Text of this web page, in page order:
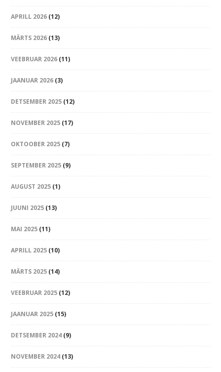
APRILL 2026 (12)
MÄRTS 2026 (13)
VEEBRUAR 2026 (11)
JAANUAR 2026 (3)
DETSEMBER 2025 (12)
NOVEMBER 2025 (17)
OKTOOBER 2025 (7)
SEPTEMBER 2025 (9)
AUGUST 2025 (1)
JUUNI 2025 (13)
MAI 2025 (11)
APRILL 2025 (10)
MÄRTS 2025 (14)
VEEBRUAR 2025 (12)
JAANUAR 2025 (15)
DETSEMBER 2024 (9)
NOVEMBER 2024 (13)